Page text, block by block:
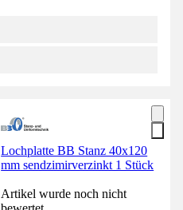
Lochplatte BB Stanz 40x120
mm sendzimirverzinkt 1 Stück
Artikel wurde noch nicht